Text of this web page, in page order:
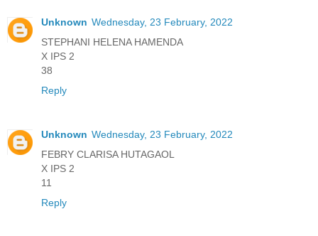
Unknown Wednesday, 23 February, 2022
STEPHANI HELENA HAMENDA
X IPS 2
38
Reply
Unknown Wednesday, 23 February, 2022
FEBRY CLARISA HUTAGAOL
X IPS 2
11
Reply